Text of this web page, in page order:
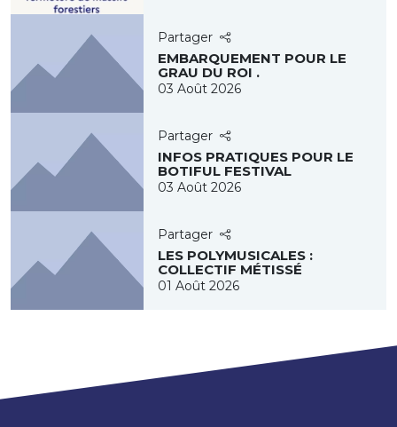
Partager
EMBARQUEMENT POUR LE
GRAU DU ROI .
03 Août 2026
Partager
INFOS PRATIQUES POUR LE
BOTIFUL FESTIVAL
03 Août 2026
Partager
LES POLYMUSICALES :
COLLECTIF MÉTISSÉ
01 Août 2026